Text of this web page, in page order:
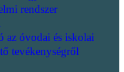
rendszer
az óvodai és iskolai
tevékenységről